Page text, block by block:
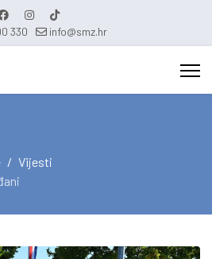
330 info@smz.hr
Vijesti